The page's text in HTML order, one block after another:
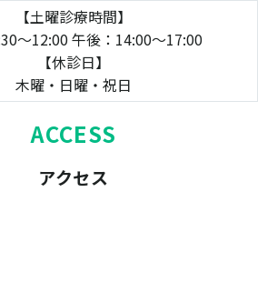
【土曜診療時間】
～12:00 午後：14:00～17:00
【休診日】
木曜・日曜・祝日
ACCESS
アクセス